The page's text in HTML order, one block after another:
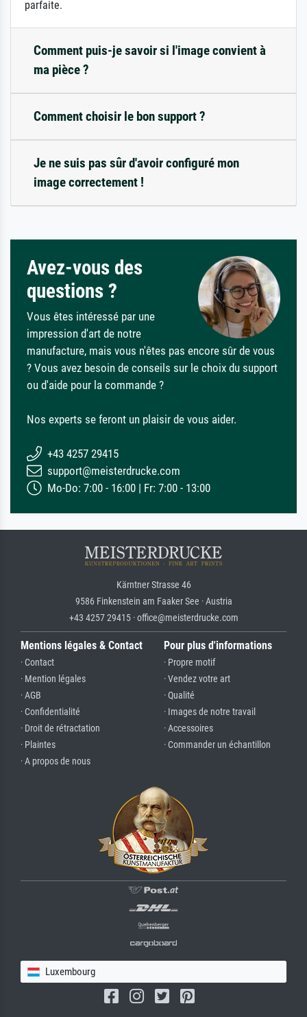
parfaite.
Comment puis-je savoir si l'image convient à
ma pièce ?
Comment choisir le bon support ?
Je ne suis pas sûr d'avoir configuré mon
image correctement !
Avez-vous des
questions ?
Vous êtes intéressé par une
impression d'art de notre
manufacture, mais vous n'êtes pas encore sûr de vous
? Vous avez besoin de conseils sur le choix du support
ou d'aide pour la commande ?
Nos experts se feront un plaisir de vous aider.
+43 4257 29415
support@meisterdrucke.com
Mo-Do: 7:00 - 16:00 | Fr: 7:00 - 13:00
Kärntner Strasse 46
9586 Finkenstein am Faaker See · Austria
+43 4257 29415 · office@meisterdrucke.com
Mentions légales & Contact
· Contact
· Mention légales
· AGB
· Confidentialité
· Droit de rétractation
· Plaintes
· A propos de nous
Pour plus d'informations
· Propre motif
· Vendez votre art
· Qualité
· Images de notre travail
· Accessoires
· Commander un échantillon
Luxembourg